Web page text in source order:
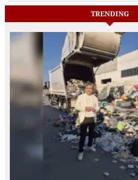
TRENDING